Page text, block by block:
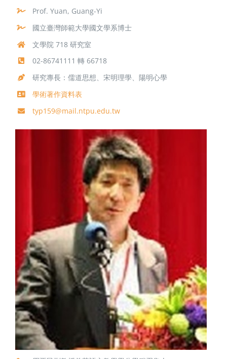
Prof. Yuan, Guang-Yi
國立臺灣師範大學國文學系博士
文學院 718 研究室
02-86741111 轉 66718
研究專長：儒道思想、宋明理學、陽明心學
學術著作資料表
typ159@mail.ntpu.edu.tw